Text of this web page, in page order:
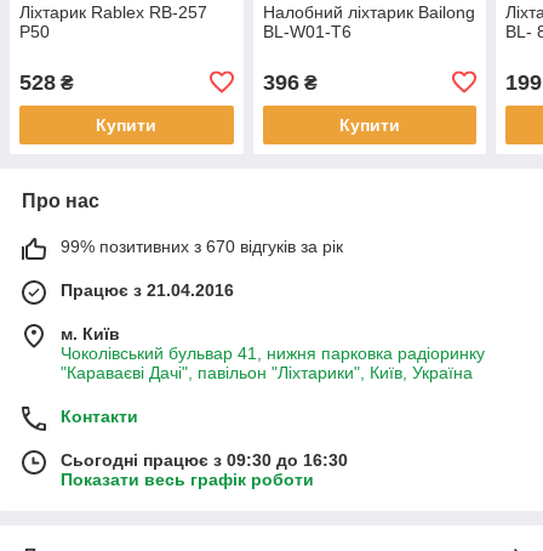
Ліхтарик Rablex RB-257
P50
528 ₴
Купити
Налобний ліхтарик Bailong
BL-W01-T6
396₴
Купити
BL-
199
Про нас
99% позитивних з 670 відгуків за рік
Працює з 21.04.2016
м. Київ
Чоколівський бульвар 41, нижня парковка радіоринку
"Караваєві Дачі", павільон "Ліхтарики", Київ, Україна
Контакти
Сьогодні працює з 09:30 до 16:30
Показати весь графік роботи